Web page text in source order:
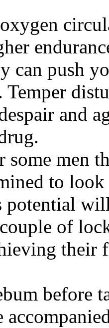
can push
Temper
and
some men
to look
potential
of
their
before